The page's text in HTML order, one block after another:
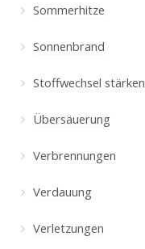
Sommerhitze
Sonnenbrand
Stoffwechsel stärken
Übersäuerung
Verbrennungen
Verdauung
Verletzungen